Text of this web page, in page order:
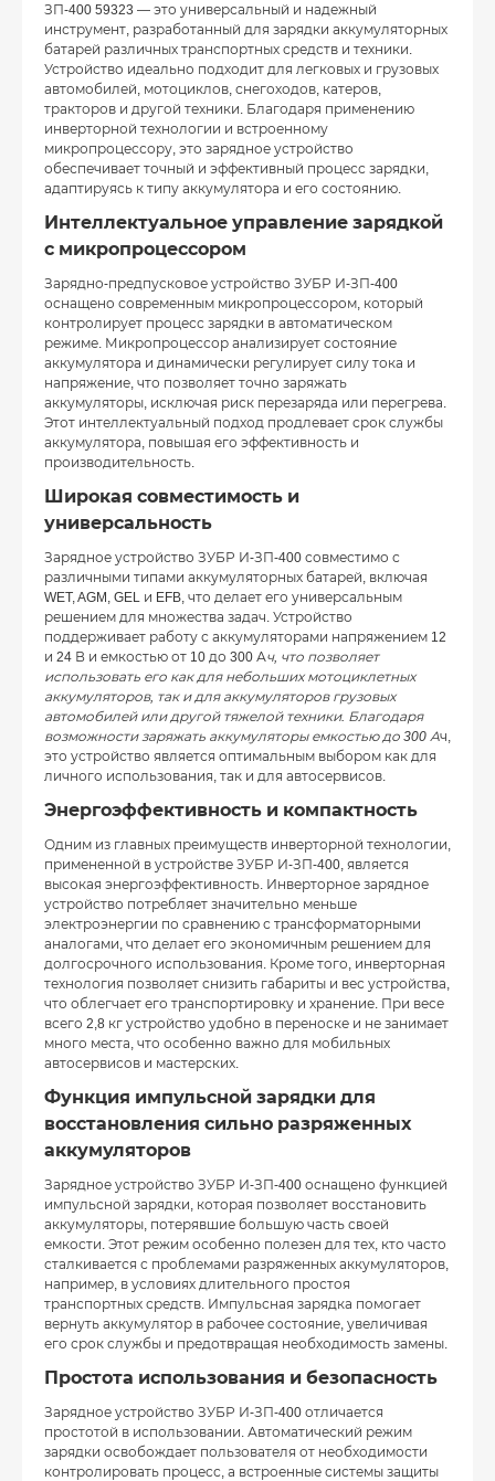
ЗП-400 59323 — это универсальный и надежный
инструмент, разработанный для зарядки аккумуляторных
батарей различных транспортных средств и техники.
Устройство идеально подходит для легковых и грузовых
автомобилей, мотоциклов, снегоходов, катеров,
тракторов и другой техники. Благодаря применению
инверторной технологии и встроенному
микропроцессору, это зарядное устройство
обеспечивает точный и эффективный процесс зарядки,
адаптируясь к типу аккумулятора и его состоянию.
Интеллектуальное управление зарядкой
с микропроцессором
Зарядно-предпусковое устройство ЗУБР И-ЗП-400
оснащено современным микропроцессором, который
контролирует процесс зарядки в автоматическом
режиме. Микропроцессор анализирует состояние
аккумулятора и динамически регулирует силу тока и
напряжение, что позволяет точно заряжать
аккумуляторы, исключая риск перезаряда или перегрева.
Этот интеллектуальный подход продлевает срок службы
аккумулятора, повышая его эффективность и
производительность.
Широкая совместимость и
универсальность
Зарядное устройство ЗУБР И-ЗП-400 совместимо с
различными типами аккумуляторных батарей, включая
WET, AGM, GEL и EFB, что делает его универсальным
решением для множества задач. Устройство
поддерживает работу с аккумуляторами напряжением 12
и 24 В и емкостью от 10 до 300 Ач, что позволяет
использовать его как для небольших мотоциклетных
аккумуляторов, так и для аккумуляторов грузовых
автомобилей или другой тяжелой техники. Благодаря
возможности заряжать аккумуляторы емкостью до 300 Ач,
это устройство является оптимальным выбором как для
личного использования, так и для автосервисов.
Энергоэффективность и компактность
Одним из главных преимуществ инверторной технологии,
примененной в устройстве ЗУБР И-ЗП-400, является
высокая энергоэффективность. Инверторное зарядное
устройство потребляет значительно меньше
электроэнергии по сравнению с трансформаторными
аналогами, что делает его экономичным решением для
долгосрочного использования. Кроме того, инверторная
технология позволяет снизить габариты и вес устройства,
что облегчает его транспортировку и хранение. При весе
всего 2,8 кг устройство удобно в переноске и не занимает
много места, что особенно важно для мобильных
автосервисов и мастерских.
Функция импульсной зарядки для
восстановления сильно разряженных
аккумуляторов
Зарядное устройство ЗУБР И-ЗП-400 оснащено функцией
импульсной зарядки, которая позволяет восстановить
аккумуляторы, потерявшие большую часть своей
емкости. Этот режим особенно полезен для тех, кто часто
сталкивается с проблемами разряженных аккумуляторов,
например, в условиях длительного простоя
транспортных средств. Импульсная зарядка помогает
вернуть аккумулятор в рабочее состояние, увеличивая
его срок службы и предотвращая необходимость замены.
Простота использования и безопасность
Зарядное устройство ЗУБР И-ЗП-400 отличается
простотой в использовании. Автоматический режим
зарядки освобождает пользователя от необходимости
контролировать процесс, а встроенные системы защиты